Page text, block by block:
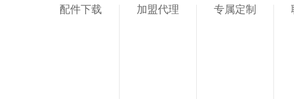
配件下载 加盟代理 专属定制